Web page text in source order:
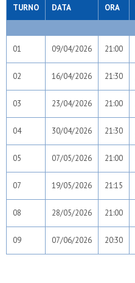
TURNO DATA ORA
01 09/04/2026 21:00
02 16/04/2026 21:30
03 23/04/2026 21:00
04 30/04/2026 21:30
05 07/05/2026 21:00
07 19/05/2026 21:15
08 28/05/2026 21:00
09 07/06/2026 20:30